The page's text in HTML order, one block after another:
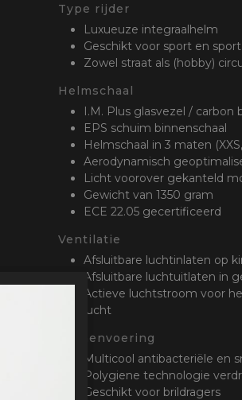
Sloten
Telefoon
Type rijder
Luxueuze integraalhelm
Geschikt voor sport en
Zowel straat als (hobby)
Helmschaal
I.M. Plus glasvezel / carbon
EPS schuim binnenschaal
Helmschaal in 3 maten
Aerodynamisch
Licht voorover gekanteld
Gewicht van 1350 gram
ECE 22.05 gecertificeerd
Ventilatie
Afsluitbare luchtinlaten op
Afsluitbare luchtuitlaten in
Actieve luchtstroom voor
lucht
Binnenvoering
Multicool antibacteriële en
Polygiene technologie
Geschikt voor brildragers